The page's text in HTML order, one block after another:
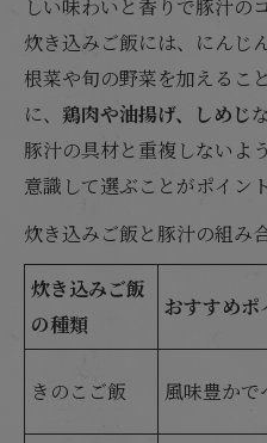
しい味わいと香りで豚汁の
炊き込みご飯には、にんじ
根菜や旬の野菜を加えるこ
に、 鶏肉や油揚げ、しめじ
豚汁の具材と重複しないよ
意識して選ぶことがポイント
炊き込みご飯と豚汁の組み
炊き込みご飯
の種類
おすすめポ
きのこご飯 風味豊かで